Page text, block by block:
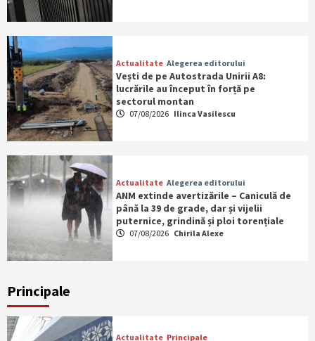
Actualitate Alegerea editorului
Vești de pe Autostrada Unirii A8:
lucrările au început în forță pe
sectorul montan
07/08/2026 Ilinca Vasilescu
Actualitate Alegerea editorului
ANM extinde avertizările – Caniculă de
până la 39 de grade, dar și vijelii
puternice, grindină și ploi torențiale
07/08/2026 Chirila Alexe
Principale
Actualitate Principale